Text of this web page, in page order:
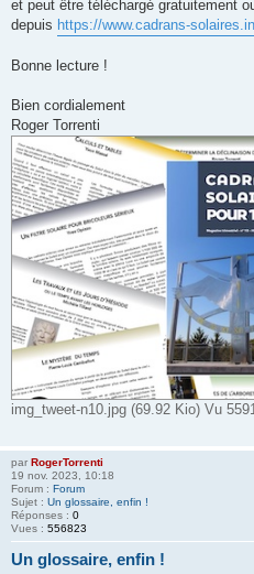
et peut être téléchargé gratuitement
depuis https://www.cadrans-
Bonne lecture !
Bien cordialement
Roger Torrenti
img_tweet-n10.jpg (69.92 Kio) Vu
par RogerTorrenti
19 nov. 2023, 10:18
Forum : Forum
Sujet : Un glossaire, enfin !
Réponses : 0
Vues : 556823
Un glossaire, enfin !